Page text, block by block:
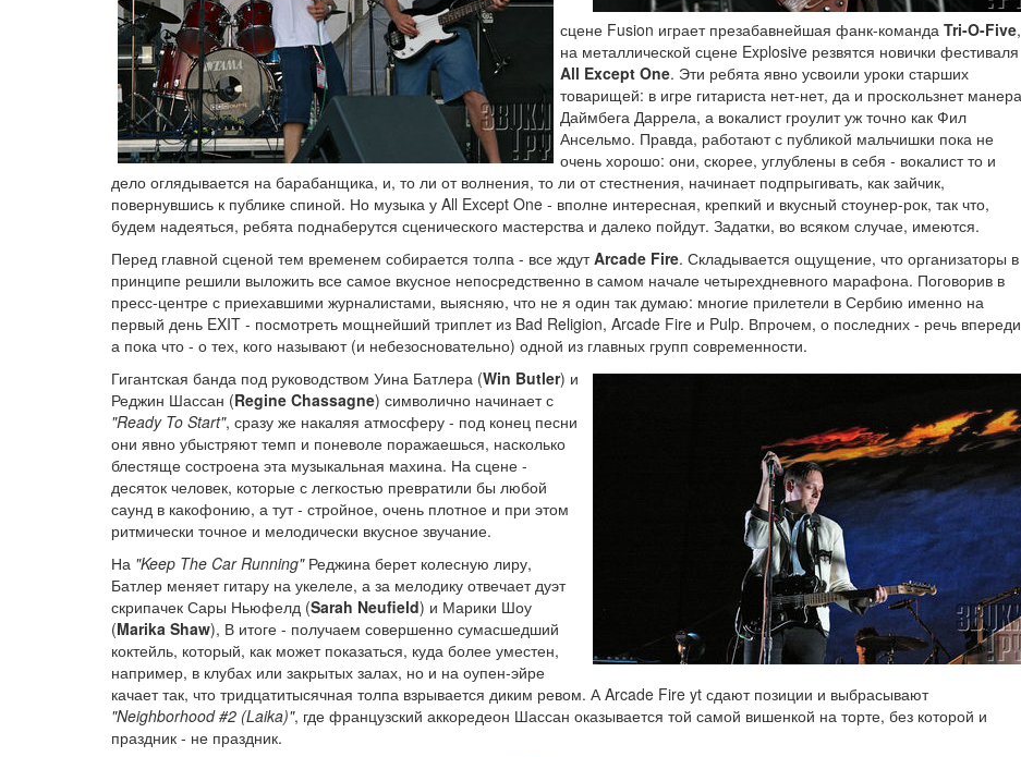
сцене Fusion играет презабавнейшая фанк-команда Tri-O-Five
на металлической сцене Explosive резвятся новички фестиваля
All Except One. Эти ребята явно усвоили уроки старших
товарищей: в игре гитариста нет-нет, да и проскользнет манера
Даймбега Даррела, а вокалист гроулит уж точно как Фил
Ансельмо. Правда, работают с публикой мальчишки пока не
очень хорошо: они, скорее, углублены в себя - вокалист то и
дело оглядывается на барабанщика, и, то ли от волнения, то ли от стестнения, начинает подпрыгивать, как зайчик,
повернувшись к публике спиной. Но музыка у All Except One - вполне интересная, крепкий и вкусный стоунер-рок, так что,
будем надеяться, ребята поднаберутся сценического мастерства и далеко пойдут. Задатки, во всяком случае, имеются.
Перед главной сценой тем временем собирается толпа - все ждутArcade Fire. Складывается ощущение, что организаторы в
принципе решили выложить все самое вкусное непосредственно в самом начале четырехдневного марафона. Поговорив в
пресс-центре с приехавшими журналистами, выясняю, что не я один так думаю: многие прилетели в Сербию именно на
первый день EXIT - посмотреть мощнейший триплет из Bad Religion, Arcade Fire и Pulp. Впрочем, о последних - речь
а пока что - о тех, кого называют (и небезосновательно) одной из главных групп современности.
Гигантская банда под руководством Уина Батлера (Win Butler) и
Реджин Шассан (Regine Chassagne) символично начинает с
"Ready To Start", сразу же накаляя атмосферу - под конец песни
они явно убыстряют темп и поневоле поражаешься, насколько
блестяще состроена эта музыкальная махина. На сцене -
десяток человек, которые с легкостью превратили бы любой
саунд в какофонию, а тут - стройное, очень плотное и при этом
ритмически точное и мелодически вкусное звучание.
На "Keep The Car Running"Реджина берет колесную лиру,
Батлер меняет гитару на укелеле, а за мелодику отвечает дуэт
скрипачек Сары Ньюфелд (Sarah Neufield) и Марики Шоу
(Marika Shaw), В итоге - получаем совершенно сумасшедший
коктейль, который, как может показаться, куда более уместен,
например, в клубах или закрытых залах, но и на оупен-эйре
качает так, что тридцатитысячная толпа взрывается диким ревом. А Arcade Fire yt сдают позиции и выбрасывают
"Neighborhood #2 (Laika)", где французский аккоредеон Шассан оказывается той самой вишенкой на торте, без которой и
праздник - не праздник.